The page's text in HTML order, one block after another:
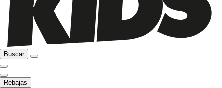
Buscar
Rebajas